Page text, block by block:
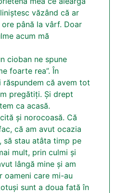
văzând că ar
până la vârf. Doar
acum mă
cioban ne spune
foarte rea”. În
răspundem că avem tot
pregătiți. Și drept
ca acasă.
și norocoasă. Că
că am avut ocazia
să stau atâta timp pe
mult, prin culmi și
lângă mine și am
oameni care mi-au
sunt a doua fată în